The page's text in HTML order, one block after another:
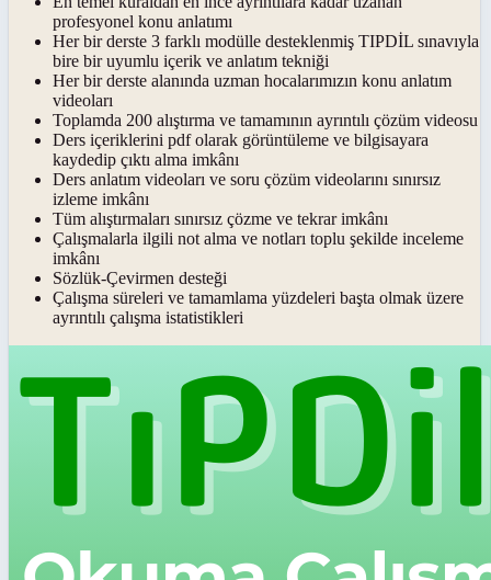
profesyonel konu anlatımı
Her bir derste 3 farklı modülle desteklenmiş TIPDİL sınavıyla
bire bir uyumlu içerik ve anlatım tekniği
Her bir derste alanında uzman hocalarımızın konu anlatım
videoları
Toplamda 200 alıştırma ve tamamının ayrıntılı çözüm videosu
Ders içeriklerini pdf olarak görüntüleme ve bilgisayara
kaydedip çıktı alma imkânı
Ders anlatım videoları ve soru çözüm videolarını sınırsız
izleme imkânı
Tüm alıştırmaları sınırsız çözme ve tekrar imkânı
Çalışmalarla ilgili not alma ve notları toplu şekilde inceleme
imkânı
Sözlük-Çevirmen desteği
Çalışma süreleri ve tamamlama yüzdeleri başta olmak üzere
ayrıntılı çalışma istatistikleri